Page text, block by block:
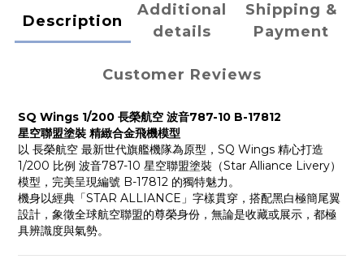
Description
Additional
details
Shipping &
Payment
Customer Reviews
SQ Wings 1/200 長榮航空 波音787-10 B-17812
星空聯盟塗裝 精緻合金飛機模型
以 長榮航空 最新世代旗艦機隊為原型，SQ Wings 精心打造
1/200 比例 波音787-10 星空聯盟塗裝（Star Alliance Livery）
模型，完美呈現編號 B-17812 的獨特魅力。
機身以經典「STAR ALLIANCE」字樣貫穿，搭配黑白極簡尾翼
設計，象徵全球航空聯盟的尊榮身份，無論是收藏或展示，都極
具辨識度與氣勢。